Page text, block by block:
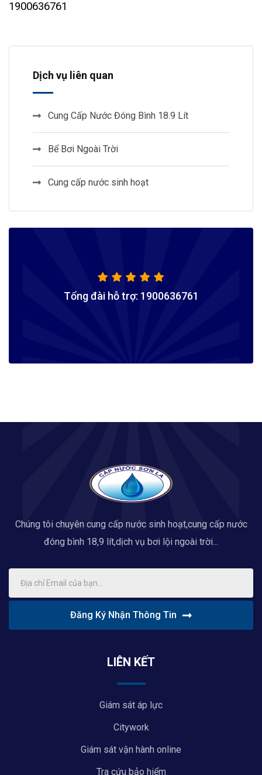
1900636761
Dịch vụ liên quan
Cung Cấp Nước Đóng Bình 18.9 Lít
Bể Bơi Ngoài Trời
Cung cấp nước sinh hoạt
Tổng đài hỗ trợ: 1900636761
Chúng tôi chuyên cung cấp nước sinh hoạt,cung cấp nước
đóng bình 18,9 lít,dịch vụ bơi lội ngoài trời...
Đăng Ký Nhận Thông Tin
LIÊN KẾT
Giám sát áp lực
Citywork
Giám sát vận hành online
Tra cứu bảo hiểm